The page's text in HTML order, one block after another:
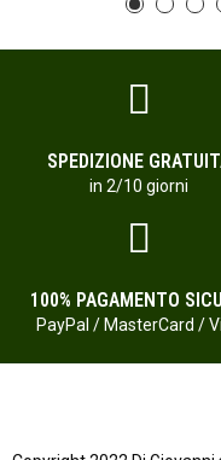
SPEDIZIONE
in 2/10 giorni
100% PAGAMENTO
PayPal / MasterCard /